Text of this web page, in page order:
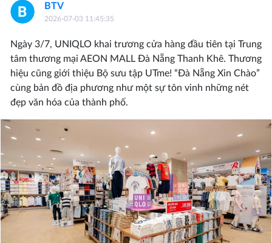
BTV
2026-07-03 11:45:35
Ngày 3/7, UNIQLO khai trương cửa hàng đầu tiên tại Trung
tâm thương mại AEON MALL Đà Nẵng Thanh Khê. Thương
hiệu cũng giới thiệu Bộ sưu tập UTme! “Đà Nẵng Xin Chào”
cùng bản đồ địa phương như một sự tôn vinh những nét
đẹp văn hóa của thành phố.